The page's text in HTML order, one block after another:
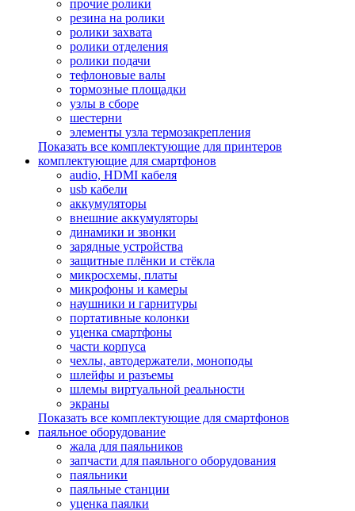
прочие ролики
резина на ролики
ролики захвата
ролики отделения
ролики подачи
тефлоновые валы
тормозные площадки
узлы в сборе
шестерни
элементы узла термозакрепления
Показать все комплектующие для принтеров
комплектующие для смартфонов
audio, HDMI кабеля
usb кабели
аккумуляторы
внешние аккумуляторы
динамики и звонки
зарядные устройства
защитные плёнки и стёкла
микросхемы, платы
микрофоны и камеры
наушники и гарнитуры
портативные колонки
уценка смартфоны
части корпуса
чехлы, автодержатели, моноподы
шлейфы и разъемы
шлемы виртуальной реальности
экраны
Показать все комплектующие для смартфонов
паяльное оборудование
жала для паяльников
запчасти для паяльного оборудования
паяльники
паяльные станции
уценка паялки